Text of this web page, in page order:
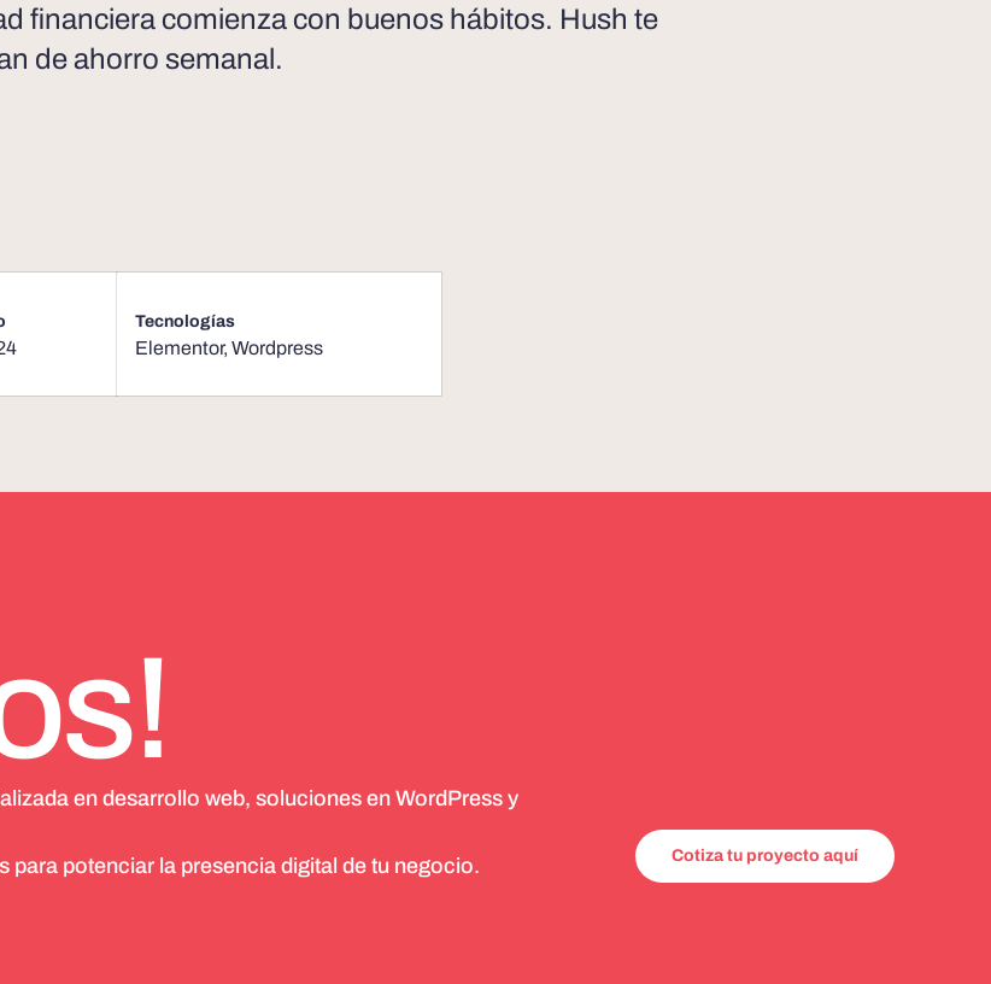
financiera comienza con buenos hábitos. Hush te
de ahorro semanal.
Tecnologías
Elementor,Wordpress
en desarrollo web, soluciones en WordPress y
potenciar la presencia digital de tu negocio.
Cotiza tu proyecto aquí